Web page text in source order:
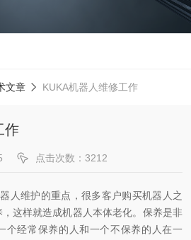
文章 KUKA机器人维修工作
作
点击次数：3212
人维护的重点，很多客户购买机器人之
这样就造成机器人本体老化。保养是非
个经常保养的人和一个不保养的人在一